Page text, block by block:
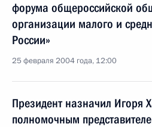
форума общероссийской
организации малого и
России»
25 февраля 2004 года, 12:00
Президент назначил Игоря
полномочным